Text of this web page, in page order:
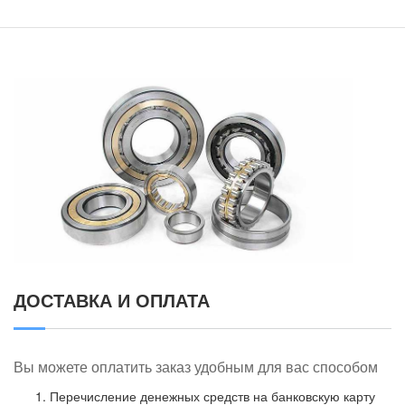
ДОСТАВКА И ОПЛАТА
Вы можете оплатить заказ удобным для вас способом
Перечисление денежных средств на банковскую карту